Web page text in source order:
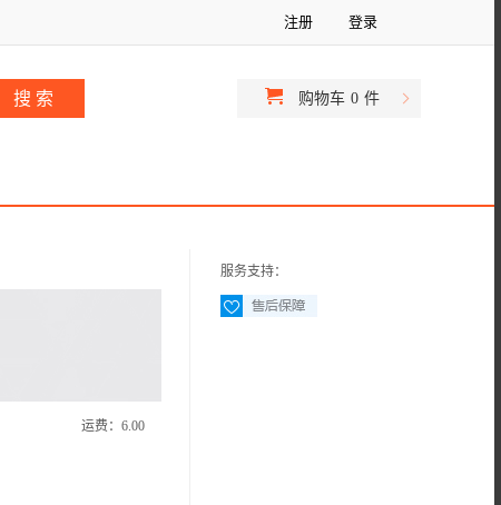
注册 登录
购物车 0 件
运费： 6.00
服务支持：